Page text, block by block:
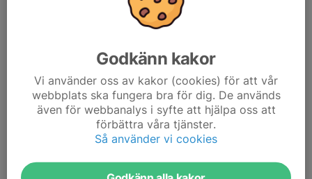
Siktar på att vara klar ca 19:30
Godkänn kakor
Vi använder oss av kakor (cookies) för att vår
webbplats ska fungera bra för dig. De används
även för webbanalys i syfte att hjälpa oss att
förbättra våra tjänster.
Så använder vi cookies